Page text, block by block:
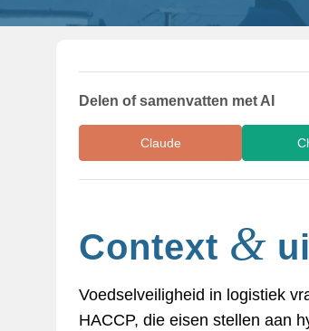
Delen of samenvatten met AI
Claude
Context &
Voedselveiligheid in logistiek
HACCP, die eisen stellen aan